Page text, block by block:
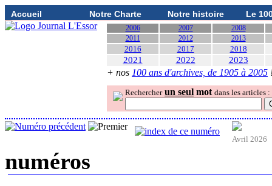
Accueil Notre Charte Notre histoire Le
2006 2007
2008
2011
2012 2013
2016 2017 2018
2021 2022 2023
+ nos 100 ans d'archives, de 1905 à 2005
Rechercher un seul mot dans les articles :
Avril 2026
numéros